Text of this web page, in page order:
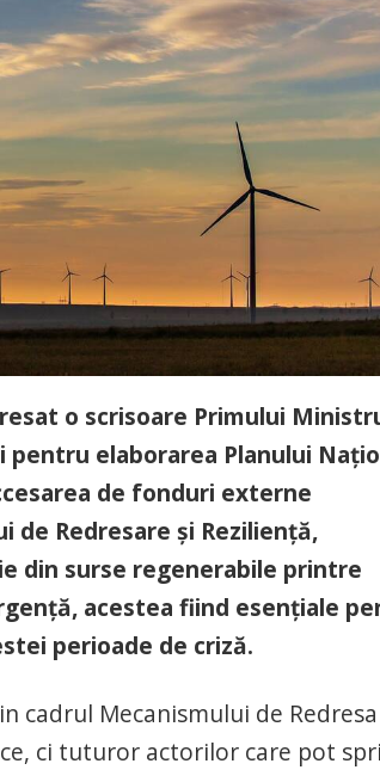
o scrisoare Primului
pentru elaborarea Planului
de fonduri externe
de Redresare și Reziliență,
din surse regenerabile printre
acestea fiind esențiale
perioade de criză.
cadrul Mecanismului de
ci tuturor actorilor care pot